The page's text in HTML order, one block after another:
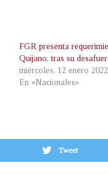
FGR presenta
Quijano, tras su
miércoles, 12 enero
En «Nacionales»
Tweet